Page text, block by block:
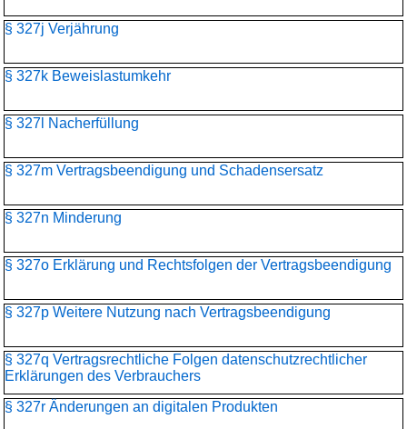
§ 327j Verjährung
§ 327k Beweislastumkehr
§ 327l Nacherfüllung
§ 327m Vertragsbeendigung und Schadensersatz
§ 327n Minderung
§ 327o Erklärung und Rechtsfolgen der Vertragsbeendigung
§ 327p Weitere Nutzung nach Vertragsbeendigung
§ 327q Vertragsrechtliche Folgen datenschutzrechtlicher
Erklärungen des Verbrauchers
§ 327r Änderungen an digitalen Produkten